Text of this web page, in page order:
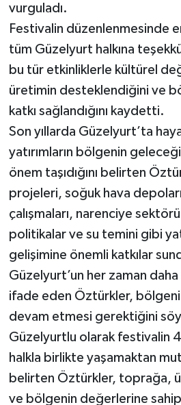
vurguladı.
Festivalin düzenlenmesinde
tüm Güzelyurt halkına
bu tür etkinliklerle kültürel
üretimin desteklendiğini ve
katkı sağlandığını kaydetti.
Son yıllarda Güzelyurt’ta
yatırımların bölgenin
önem taşıdığını belirten
projeleri, soğuk hava
çalışmaları, narenciye
politikalar ve su temini gibi
gelişimine önemli katkılar
Güzelyurt’un her zaman
ifade eden Öztürkler, bölgenin
devam etmesi gerektiğini
Güzelyurtlu olarak festivalin
halkla birlikte yaşamaktan
belirten Öztürkler, toprağa,
ve bölgenin değerlerine sahip